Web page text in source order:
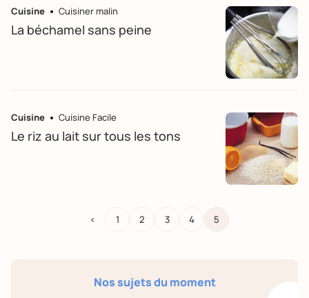
Cuisine Cuisiner malin
La béchamel sans peine
Cuisine Cuisine Facile
Le riz au lait sur tous les tons
< 1 2 3 4 5
Nos sujets du moment